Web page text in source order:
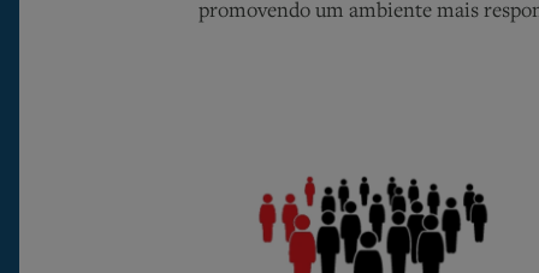
promovendo um ambiente mais